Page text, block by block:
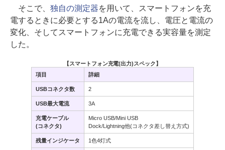
そこで、 独自の測定器を用いて、スマートフォンを充
電するときに必要とする1Aの電流を流し、電圧と電流の
変化、そしてスマートフォンに充電できる実容量を測定
した。
【スマートフォン充電(出力)スペック】
項目
詳細
USBコネクタ数 2
USB最大電流 3A
充電ケーブル
(コネクタ)
Micro USB/Mini USB
Dock/Lightning他(コネクタ差し替え方式)
残量インジケータ 1色4灯式